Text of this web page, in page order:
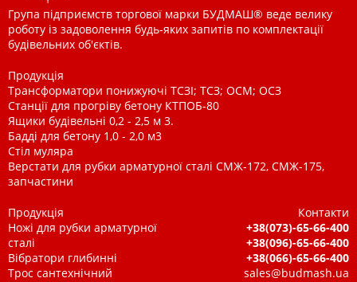
Група підприємств торгової марки БУДМАШ® веде велику
роботу із задоволення будь-яких запитів по комплектації
будівельних об'єктів.
Продукція
Трансформатори понижуючі ТСЗІ; ТСЗ; ОСМ; ОСЗ
Станції для прогріву бетону КТПОБ-80
Ящики будівельні 0,2 - 2,5 м 3.
Бадді для бетону 1,0 - 2,0 м3
Стіл муляра
Верстати для рубки арматурної сталі СМЖ-172, СМЖ-175,
запчастини
Продукція
Ножі для рубки арматурної
сталі
Вібратори глибинні
Трос сантехнічний
Контакти
+38(073)-65-66-400
+38(096)-65-66-400
+38(066)-65-66-400
sales@budmash.ua